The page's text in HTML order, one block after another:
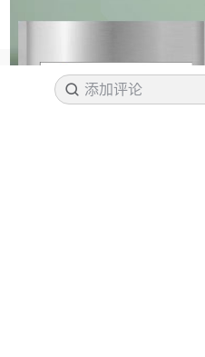
添加评论